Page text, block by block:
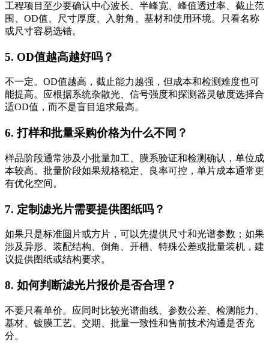
工程项目至少要确认中心波长、半峰宽、峰值透过率、截止范
围、OD值、尺寸厚度、入射角、基材和使用环境。只看名称
或尺寸容易选错。
5. OD值越高越好吗？
不一定。OD值越高，截止能力越强，但成本和检测难度也可
能提高。应根据系统杂散光、信号强度和探测器灵敏度选择合
适OD值，而不是盲目追求最高。
6. 打样和批量采购价格为什么不同？
样品阶段通常涉及小批量加工、膜系验证和检测确认，单位成
本较高。批量阶段如果规格稳定、良率可控，单片成本通常更
有优化空间。
7. 定制滤光片需要提供图纸吗？
如果只是标准圆片或方片，可以先提供尺寸和光谱参数；如果
涉及异形、装配结构、倒角、开槽、特殊公差或批量装机，建
议提供图纸或结构要求。
8. 如何判断滤光片报价是否合理？
不要只看单价。应同时比较光谱曲线、参数公差、检测能力、
基材、镀膜工艺、交期、批量一致性和售前技术沟通是否充
分。